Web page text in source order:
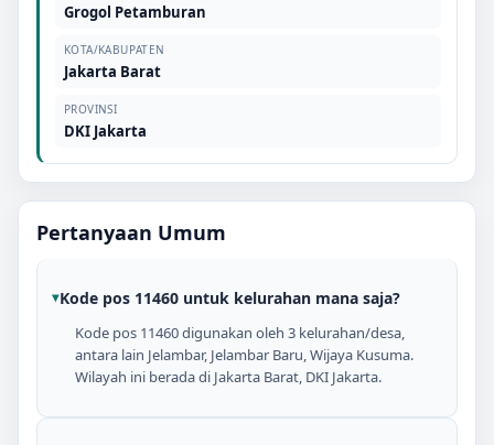
Grogol Petamburan
KOTA/KABUPATEN
Jakarta Barat
PROVINSI
DKI Jakarta
Pertanyaan Umum
Kode pos 11460 untuk kelurahan mana saja?
Kode pos 11460 digunakan oleh 3 kelurahan/desa,
antara lain Jelambar, Jelambar Baru, Wijaya Kusuma.
Wilayah ini berada di Jakarta Barat, DKI Jakarta.